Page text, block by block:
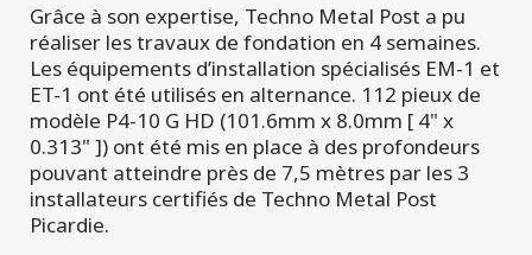
Grâce à son expertise, Techno Metal Post a pu
réaliser les travaux de fondation en 4 semaines.
Les équipements d’installation spécialisés EM-1 et
ET-1 ont été utilisés en alternance. 112 pieux de
modèle P4-10 G HD (101.6mm x 8.0mm [ 4" x
0.313" ]) ont été mis en place à des profondeurs
pouvant atteindre près de 7,5 mètres par les 3
installateurs certifiés de Techno Metal Post
Picardie.